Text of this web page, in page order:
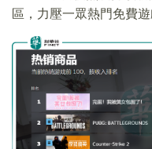
區，力壓一眾熱門免費遊